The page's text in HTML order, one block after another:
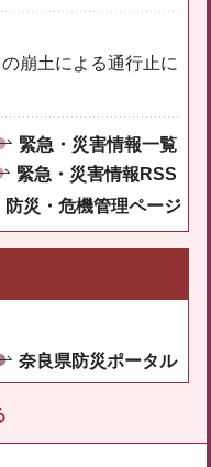
崩土による通行止に
緊急・災害情報一覧
緊急・災害情報RSS
防災・危機管理ページ
奈良県防災ポータル